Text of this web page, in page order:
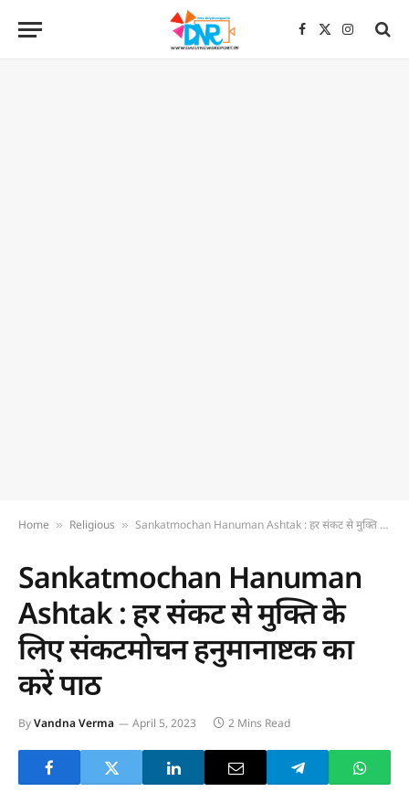
Facebook
X
Home » Religious » Sankatmochan Hanuman Ashtak : हर संकट से मुक्ति के लिए संकटमोचन हनुमानाष्टक का करें पाठ
Sankatmochan Hanuman
Ashtak : हर संकट से मुक्ति के
लिए संकटमोचन हनुमानाष्टक का
करें पाठ
ByVandna Verma April 5, 2023 2 Mins Read